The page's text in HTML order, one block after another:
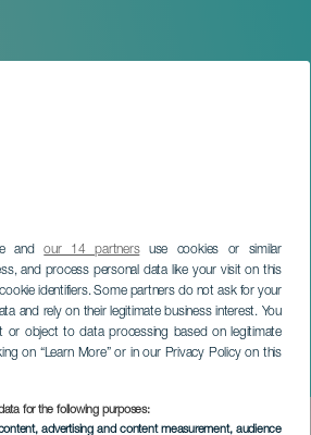
andour 14 partnersuse cookies or similar
and process personal data like your visit on this
identifiers. Some partners do not ask for your
and rely on their legitimate business interest. You
or object to data processing based on legitimate
on “Learn More” or in our Privacy Policy on this
for the following purposes:
advertising and content measurement, audience
Project en